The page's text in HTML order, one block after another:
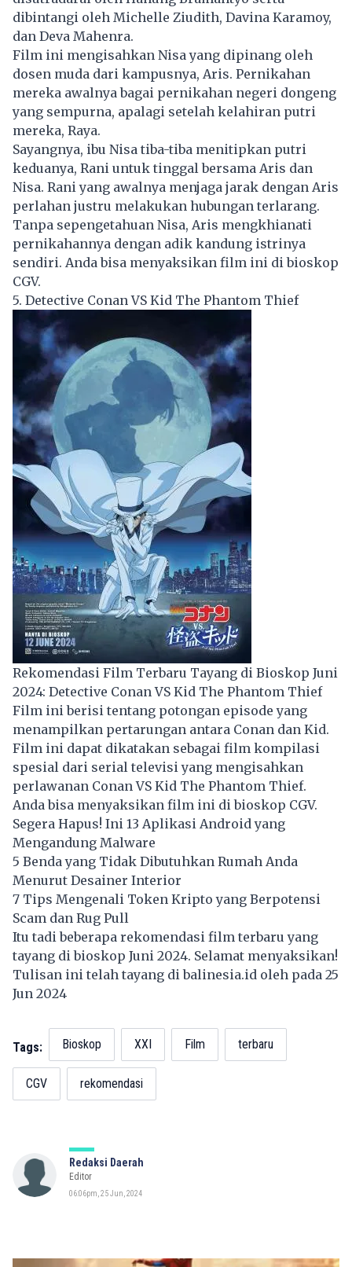
dibintangi oleh Michelle Ziudith, Davina Karamoy,
dan Deva Mahenra.
Film ini mengisahkan Nisa yang dipinang oleh
dosen muda dari kampusnya, Aris. Pernikahan
mereka awalnya bagai pernikahan negeri dongeng
yang sempurna, apalagi setelah kelahiran putri
mereka, Raya.
Sayangnya, ibu Nisa tiba-tiba menitipkan putri
keduanya, Rani untuk tinggal bersama Aris dan
Nisa. Rani yang awalnya menjaga jarak dengan Aris
perlahan justru melakukan hubungan terlarang.
Tanpa sepengetahuan Nisa, Aris mengkhianati
pernikahannya dengan adik kandung istrinya
sendiri. Anda bisa menyaksikan film ini di bioskop
CGV.
5. Detective Conan VS Kid The Phantom Thief
Rekomendasi Film Terbaru Tayang di Bioskop Juni
2024: Detective Conan VS Kid The Phantom Thief
Film ini berisi tentang potongan episode yang
menampilkan pertarungan antara Conan dan Kid.
Film ini dapat dikatakan sebagai film kompilasi
spesial dari serial televisi yang mengisahkan
perlawanan Conan VS Kid The Phantom Thief.
Anda bisa menyaksikan film ini di bioskop CGV.
Segera Hapus! Ini 13 Aplikasi Android yang
Mengandung Malware
5 Benda yang Tidak Dibutuhkan Rumah Anda
Menurut Desainer Interior
7 Tips Mengenali Token Kripto yang Berpotensi
Scam dan Rug Pull
Itu tadi beberapa rekomendasi film terbaru yang
tayang di bioskop Juni 2024. Selamat menyaksikan!
Tulisan ini telah tayang dibalinesia.id oleh pada 25
Jun 2024
Tags: Bioskop XXI Film terbaru
CGV rekomendasi
Redaksi Daerah
Editor
06:06pm, 25 Jun, 2024